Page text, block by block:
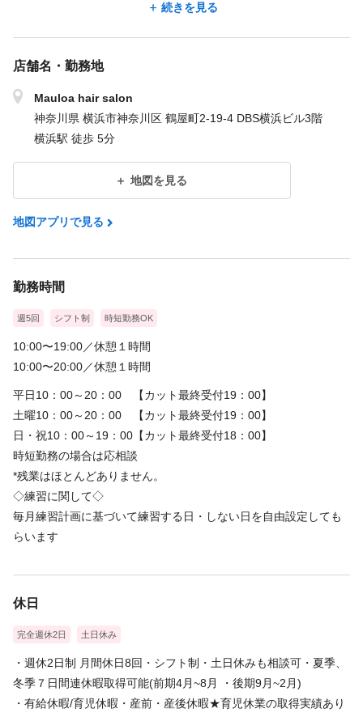
（中途アシスタントも入社一年ごとに基
例➀〖 アシスタント１年目 〗
基本給：22万円＋食事手当１５００円+被服補助手当８０００円
+能力給(※技術手当5000円~３万円)
※認定試験に合格することで能力給が上がります。面接時にカリ
キュラム表を元に技術手当を決めていきます
◆アシスタントはシャンプー、カラーリング、など技術合格ごと
に随時昇給
円まで支給
＜試用期間あり＞ 1ヶ月 / 月給 229,500円 〜 259,500円
続きを見る
店舗名・勤務地
Mauloa hair salon
神奈川県 横浜市神奈川区 鶴屋町2-19-4 DBS横浜ビル3階
横浜駅 徒歩 5分
地図を見る
地図アプリで見る
勤務時間
週5回 シフト制 時短勤務OK
10:00〜19:00／休憩１時間
10:00〜20:00／休憩１時間
平日10：00～20：00 【カット最終受付19：00】
土曜10：00～20：00 【カット最終受付19：00】
日・祝10：00～19：00【カット最終受付18：00】
時短勤務の場合は応相談
*残業はほとんどありません。
◇練習に関して◇
毎月練習計画に基づいて練習する日・しない日を自由設定しても
らいます
休日
完全週休2日 土日休み
・週休2日制 月間休日8回・シフト制・土日休みも相談可・夏季、
冬季７日間連休暇取得可能(前期4月~8月 ・後期9月~2月)
・有給休暇/育児休暇・産前・産後休暇★育児休業の取得実績あり